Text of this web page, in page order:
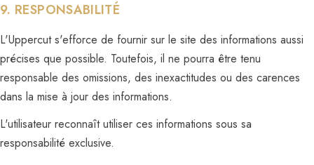
9. RESPONSABILITÉ
L'Uppercut s'efforce de fournir sur le site des informations aussi
précises que possible. Toutefois, il ne pourra être tenu
responsable des omissions, des inexactitudes ou des carences
dans la mise à jour des informations.
L'utilisateur reconnaît utiliser ces informations sous sa
responsabilité exclusive.